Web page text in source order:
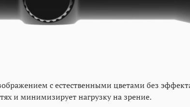
с естественными цветами без
и минимизирует нагрузку на зрение.